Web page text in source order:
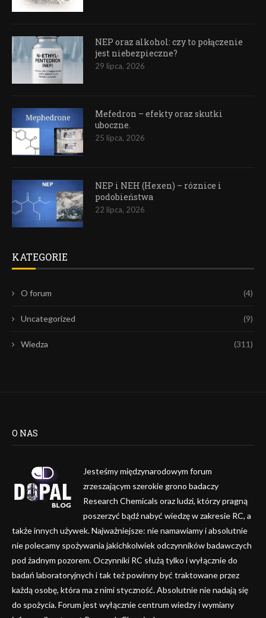
NEP oraz alkohol: czy to połączenie
jest niebezpieczne?
29 lipca, 2026
Mefedron – efekty oraz skutki
uboczne.
25 lipca, 2026
NEP i NEH (Hexen) – róznice i
podobieństwa
22 lipca, 2026
KATEGORIE
O forum (4)
Uncategorized (9)
Wiedza (311)
O NAS
Jesteśmy międzynarodowym forum
zrzeszającym szerokie grono badaczy
Research Chemicals oraz ludzi, którzy pragną
poszerzyć bądź nabyć wiedzę w zakresie RC, a
także innych używek. Najważniejsze: nie namawiamy i absolutnie
nie polecamy spożywania jakichkolwiek odczynników badawczych
pod żadnym pozorem. Oczynniki RC służą tylko i wyłącznie do
badań laboratoryjnych i tak też powinny być traktowane przez
każdą osobę, która ma z nimi styczność. Absolutnie nie nadają się
do spożycia. Forum jest wyłącznie centrum wiedzy i wymiany